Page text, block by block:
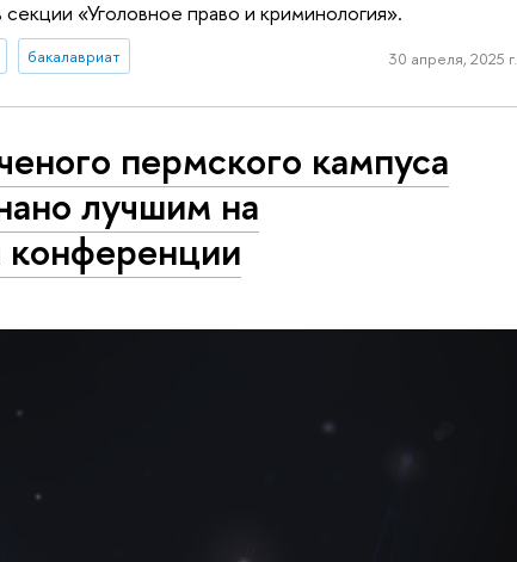
«Уголовное право и криминология».
бакалавриат 30 апреля, 2025 г.
пермского кампуса
лучшим на